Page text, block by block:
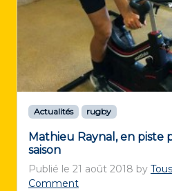
Actualités rugby
Mathieu Raynal, en piste
saison
Publié le 21 août 2018 by
Comment